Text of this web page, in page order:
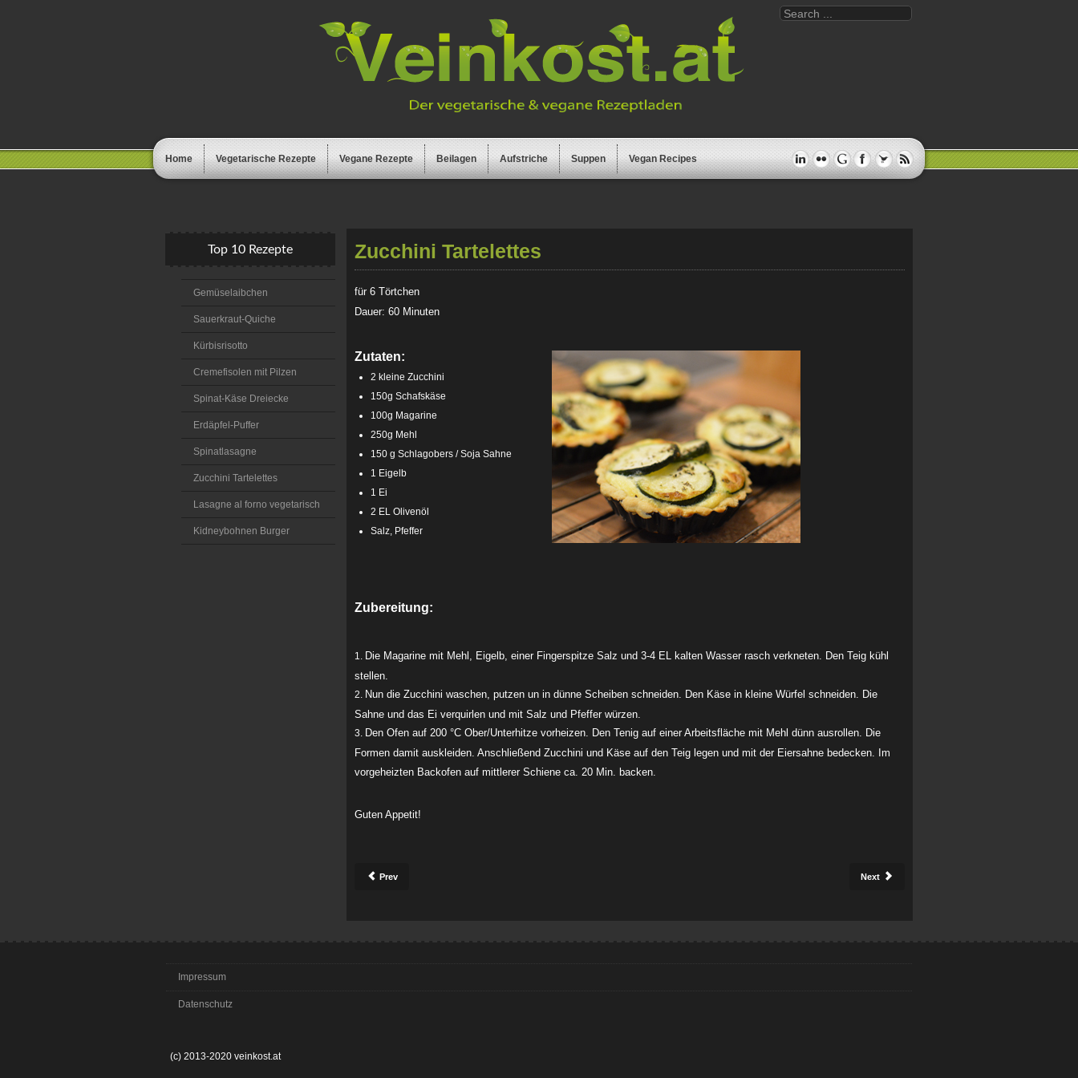
Home Vegetarische Rezepte Vegane Rezepte Beilagen Aufstriche Suppen Vegan Recipes
Top 10 Rezepte
Gemüselaibchen
Sauerkraut-Quiche
Kürbisrisotto
Cremefisolen mit Pilzen
Spinat-Käse Dreiecke
Erdäpfel-Puffer
Spinatlasagne
Zucchini Tartelettes
Lasagne al forno vegetarisch
Kidneybohnen Burger
Zucchini Tartelettes
für 6 Törtchen
Dauer: 60 Minuten
Zutaten:
2 kleine Zucchini
150g Schafskäse
100g Magarine
250g Mehl
150 g Schlagobers / Soja Sahne
1 Eigelb
1 Ei
2 EL Olivenöl
Salz, Pfeffer
Zubereitung:
Die Magarine mit Mehl, Eigelb, einer Fingerspitze Salz und 3-4 EL kalten Wasser rasch verkneten. Den Teig kühl
stellen.
Nun die Zucchini waschen, putzen un in dünne Scheiben schneiden. Den Käse in kleine Würfel schneiden. Die
Sahne und das Ei verquirlen und mit Salz und Pfeffer würzen.
Den Ofen auf 200 °C Ober/Unterhitze vorheizen. Den Tenig auf einer Arbeitsfläche mit Mehl dünn ausrollen. Die
Formen damit auskleiden. Anschließend Zucchini und Käse auf den Teig legen und mit der Eiersahne bedecken. Im
vorgeheizten Backofen auf mittlerer Schiene ca. 20 Min. backen.
Guten Appetit!
Prev Next
Impressum
Datenschutz
(c) 2013-2020 veinkost.at